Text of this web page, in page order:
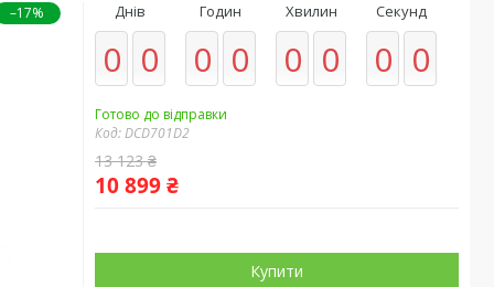
–17% Днів
0 0
Годин
0 0
Хвилин
0 0
Секунд
0 0
Готово до відправки
Код:DCD701D2
13 123 ₴
10 899 ₴
Купити